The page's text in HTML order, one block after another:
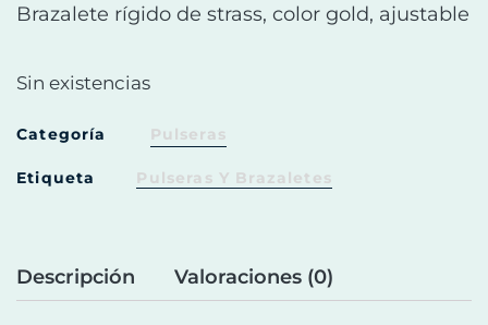
Brazalete rígido de strass, color gold, ajustable
Sin existencias
Categoría Pulseras
Etiqueta Pulseras Y Brazaletes
Descripción Valoraciones (0)